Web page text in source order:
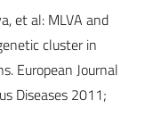
et al: MLVA and
cluster in
European Journal
Diseases 2011;